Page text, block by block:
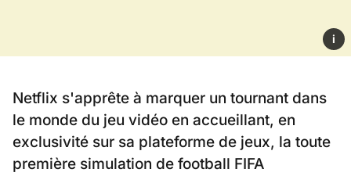
i
Netflix s'apprête à marquer un tournant dans
le monde du jeu vidéo en accueillant, en
exclusivité sur sa plateforme de jeux, la toute
première simulation de football FIFA